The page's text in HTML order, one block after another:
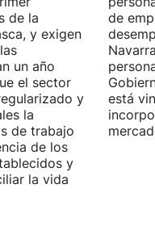
de la
y exigen
un año
el sector
y
la
de trabajo
de los
y
la vida
de
está